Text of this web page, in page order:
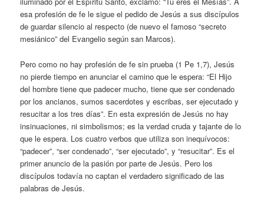
esa profesión de fe le sigue el pedido de Jesús a sus discípulos
de guardar silencio al respecto (de nuevo el famoso “secreto
mesiánico” del Evangelio según san Marcos).
Pero como no hay profesión de fe sin prueba (1 Pe 1,7), Jesús
no pierde tiempo en anunciar el camino que le espera: “El Hijo
del hombre tiene que padecer mucho, tiene que ser condenado
por los ancianos, sumos sacerdotes y escribas, ser ejecutado y
resucitar a los tres días”. En esta expresión de Jesús no hay
insinuaciones, ni simbolismos; es la verdad cruda y tajante de lo
que le espera. Los cuatro verbos que utiliza son inequívocos:
“padecer”, “ser condenado”, “ser ejecutado”, y “resucitar”. Es el
primer anuncio de la pasión por parte de Jesús. Pero los
discípulos todavía no captan el verdadero significado de las
palabras de Jesús.